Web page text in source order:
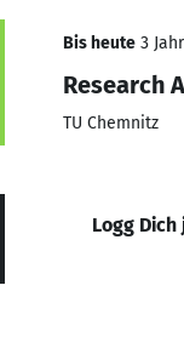
Bis heute 3
Research
TU Chemnitz
Logg